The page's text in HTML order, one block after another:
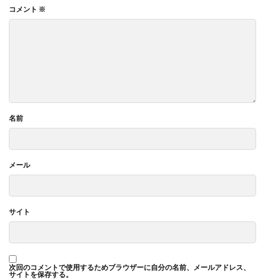
コメント ※
名前
メール
サイト
次回のコメントで使用するためブラウザーに自分の名前、メールアドレス、
サイトを保存する。